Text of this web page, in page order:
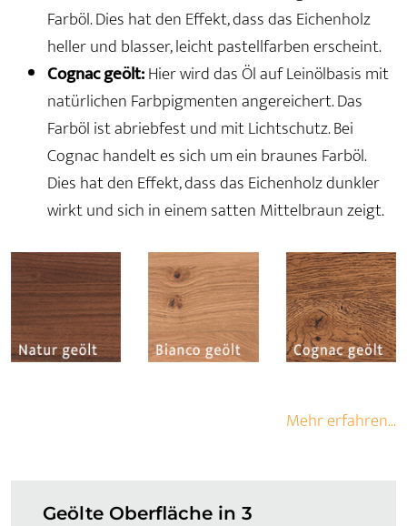
Farböl. Dies hat den Effekt, dass das Eichenholz
heller und blasser, leicht pastellfarben erscheint.
Cognac geölt:Hier wird das Öl auf Leinölbasis mit
natürlichen Farbpigmenten angereichert. Das
Farböl ist abriebfest und mit Lichtschutz. Bei
Cognac handelt es sich um ein braunes Farböl.
Dies hat den Effekt, dass das Eichenholz dunkler
wirkt und sich in einem satten Mittelbraun zeigt.
Mehr erfahren...
Geölte Oberfläche in 3